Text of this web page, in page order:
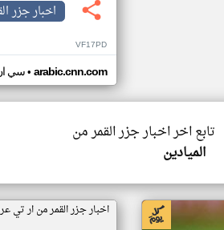
اخبار جزر
VF17PD
سي• arabic.cnn.com
تابع اخر اخبار جزر القمر من
الميادين
اخبار جزر القمر من ار تي